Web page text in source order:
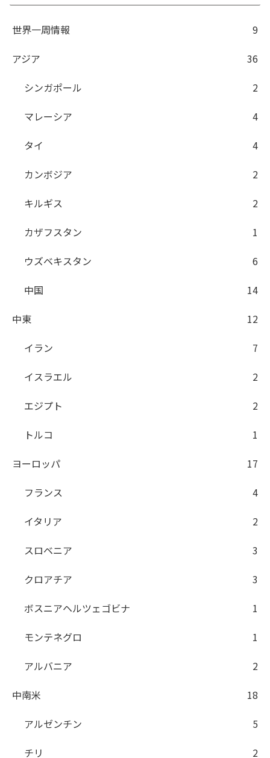
世界一周情報
9
アジア
36
シンガポール
2
マレーシア
4
タイ
4
カンボジア
2
キルギス
2
カザフスタン
1
ウズベキスタン
6
中国
14
中東
12
イラン
7
イスラエル
2
エジプト
2
トルコ
1
ヨーロッパ
17
フランス
4
イタリア
2
スロベニア
3
クロアチア
3
ボスニアヘルツェゴビナ
1
モンテネグロ
1
アルバニア
2
中南米
18
アルゼンチン
5
チリ
2